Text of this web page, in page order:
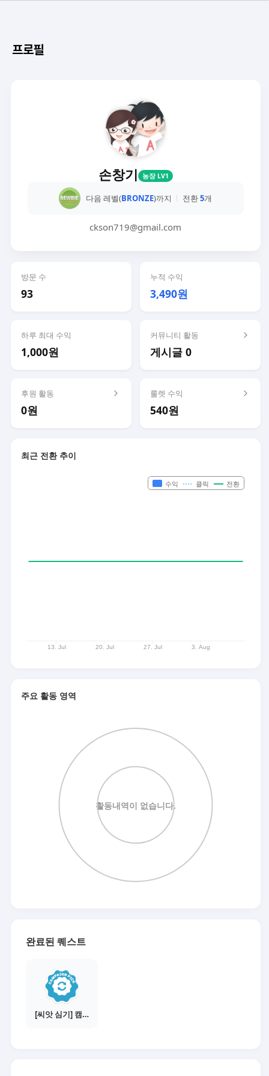
프로필
손창기 농장 LV1
다음 레벨(BRONZE)까지 전환5개
ckson719@gmail.com
방문 수
93
누적 수익
3,490원
하루 최대 수익
1,000원
커뮤니티 활동
게시글 0
후원 활동
0원
룰렛 수익
540원
최근 전환 추이
주요 활동 영역
완료된 퀘스트
[씨앗 심기] 캠페인 선택하기 - PICK 1개